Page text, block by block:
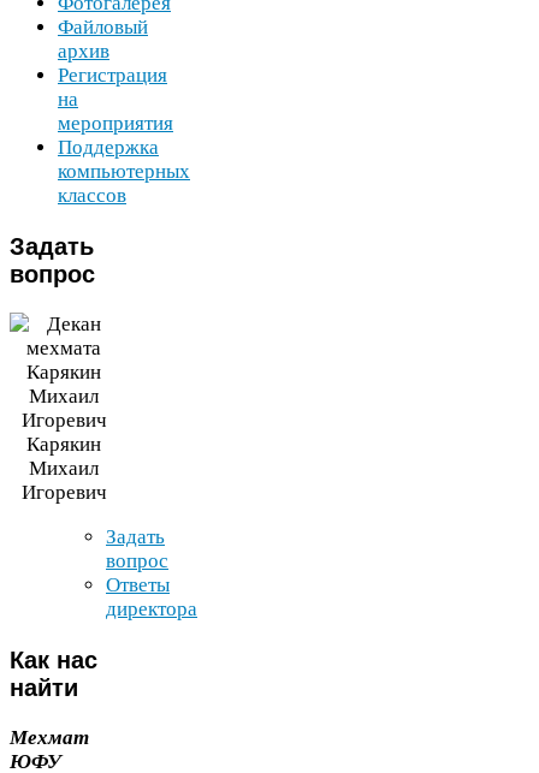
Файловый
архив
Регистрация
на
мероприятия
Поддержка
компьютерных
классов
Задать
вопрос
Карякин
Михаил
Игоревич
Задать
вопрос
Ответы
директора
Как нас
найти
Мехмат
ЮФУ